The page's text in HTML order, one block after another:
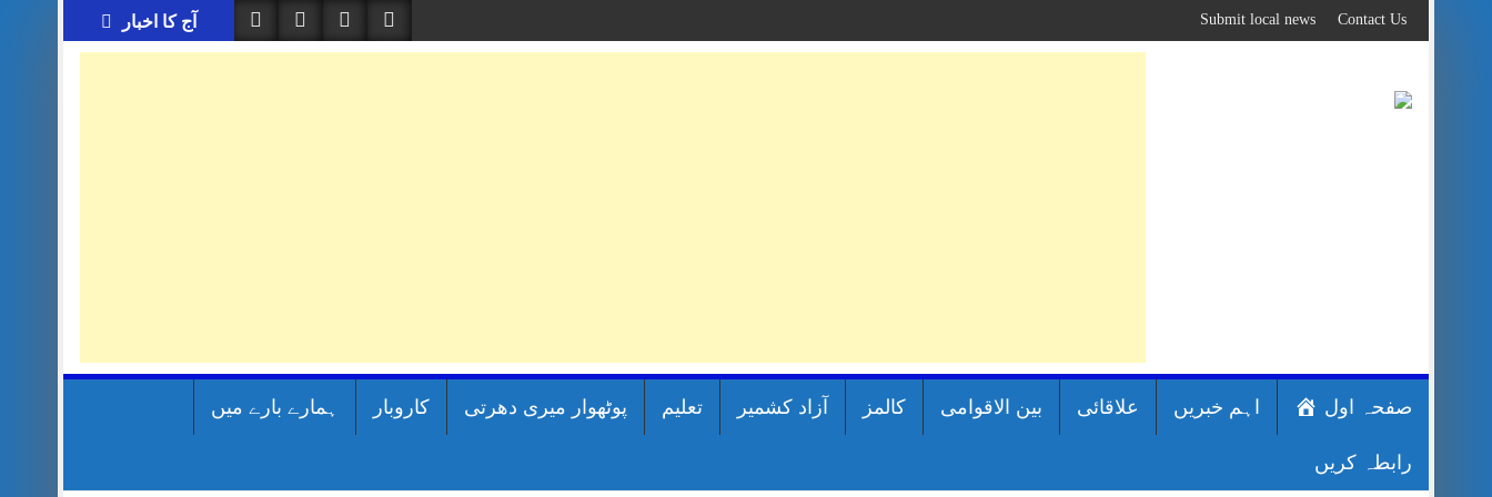
to
content
آج کا اخبار Contact Us
Submit local news
صفحہ اول اہم خبریں علاقائی بین الاقوامی کالمز آزاد کشمیر تعلیم پوٹھوار میری دھرتی کاروبار ہمارے بارے میں
رابطہ کریں